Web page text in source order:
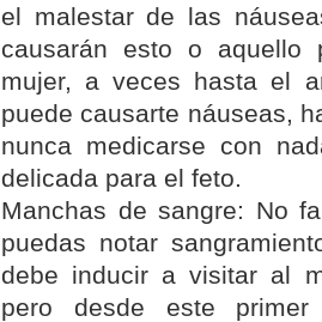
el malestar de las
causarán esto o aquello
mujer, a veces hasta el
puede causarte náuseas,
nunca medicarse con
delicada para el feto.
Manchas de sangre: No
puedas notar
debe inducir a visitar al
pero desde este